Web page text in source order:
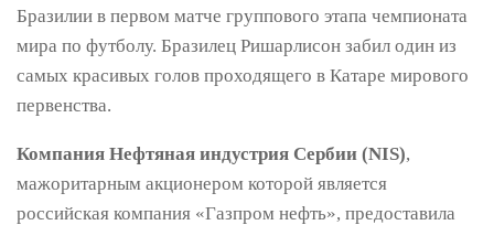
Бразилии в первом матче группового этапа чемпионата
мира по футболу. Бразилец Ришарлисон забил один из
самых красивых голов проходящего в Катаре мирового
первенства.
Компания Нефтяная индустрия Сербии (NIS),
мажоритарным акционером которой является
российская компания «Газпром нефть», предоставила